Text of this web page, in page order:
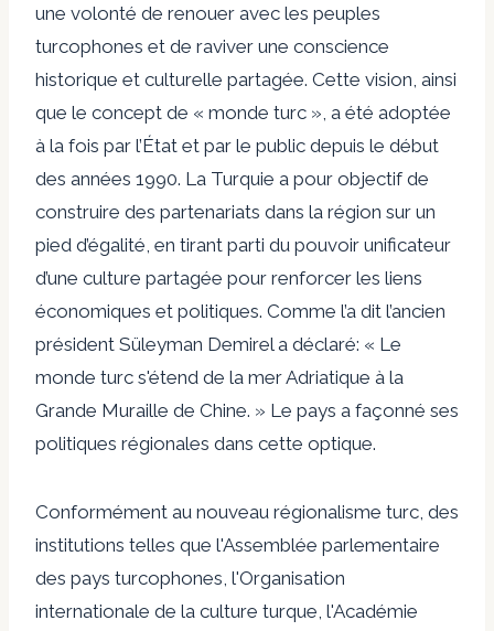
une volonté de renouer avec les peuples
turcophones et de raviver une conscience
historique et culturelle partagée. Cette vision, ainsi
que le concept de « monde turc », a été adoptée
à la fois par l’État et par le public depuis le début
des années 1990. La Turquie a pour objectif de
construire des partenariats dans la région sur un
pied d’égalité, en tirant parti du pouvoir unificateur
d’une culture partagée pour renforcer les liens
économiques et politiques. Comme l’a dit l’ancien
président Süleyman Demirel a déclaré: « Le
monde turc s'étend de la mer Adriatique à la
Grande Muraille de Chine. » Le pays a façonné ses
politiques régionales dans cette optique.
Conformément au nouveau régionalisme turc, des
institutions telles que l'Assemblée parlementaire
des pays turcophones, l'Organisation
internationale de la culture turque, l'Académie